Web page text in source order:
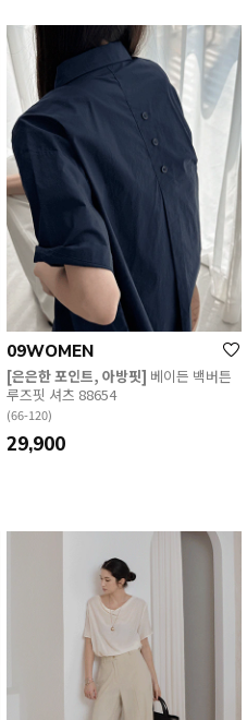
09WOMEN
[은은한 포인트, 아방핏] 베이든 백버튼
루즈핏 셔츠 88654
(66-120)
29,900